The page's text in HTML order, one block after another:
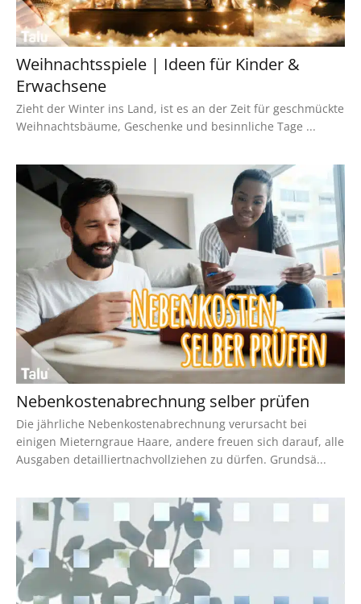
Weihnachtsspiele | Ideen für Kinder &
Erwachsene
Zieht der Winter ins Land, ist es an der Zeit für geschmückte
Weihnachtsbäume, Geschenke und besinnliche Tage ...
Nebenkostenabrechnung selber prüfen
Die jährliche Nebenkostenabrechnung verursacht bei
einigen Mieterngraue Haare, andere freuen sich darauf, alle
Ausgaben detailliertnachvollziehen zu dürfen. Grundsä...